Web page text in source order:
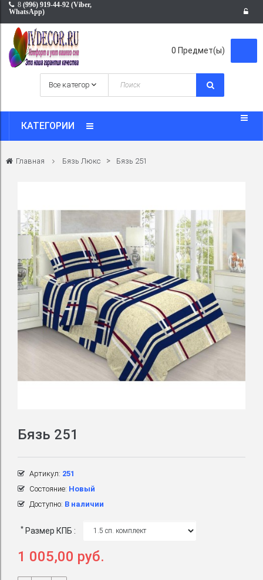
8 (996) 919-44-92 (Viber,
WhatsApp)
0 Предмет(ы)
КАТЕГОРИИ
Главная Бязь Люкс > Бязь 251
Бязь 251
Артикул: 251
Состояние: Новый
Доступно: В наличии
* Размер КПБ :
1 005,00 руб.